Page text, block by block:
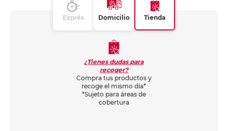
Exprés Domicilio Tienda
¿Tienes dudas para
recoger?
Compra tus productos y
recoge el mismo día*
*Sujeto para áreas de
cobertura